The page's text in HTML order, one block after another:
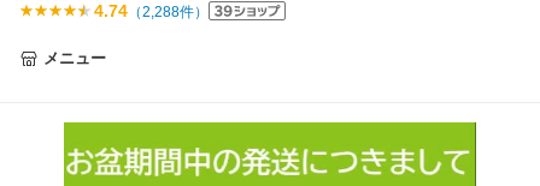
4.74 （2,288件）
メニュー